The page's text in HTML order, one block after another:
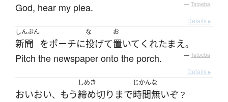
God, hear my plea. — Tatoeba
Details ▸
しんぶん
新聞 をポーチに
な
投げて
お
置いて くれたまえ。
Pitch the newspaper onto the porch. — Tatoeba
Details ▸
おいおい、 もう
しめき
締め切り まで
じかん
時間
な
無いぞ ？